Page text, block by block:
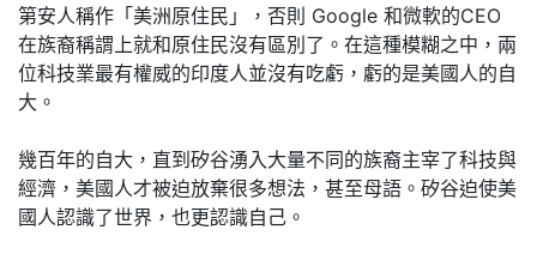
第安人稱作「美洲原住民」，否則 Google 和微軟的CEO
在族裔稱謂上就和原住民沒有區別了。在這種模糊之中，兩
位科技業最有權威的印度人並沒有吃虧，虧的是美國人的自
大。
幾百年的自大，直到矽谷湧入大量不同的族裔主宰了科技與
經濟，美國人才被迫放棄很多想法，甚至母語。矽谷迫使美
國人認識了世界，也更認識自己。